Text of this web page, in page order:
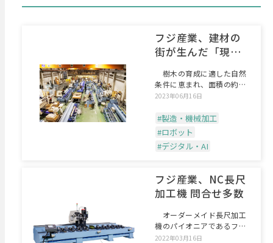
フジ産業、建材の
街が生んだ「現場
機樹木の育成に適した自然
条件に恵まれ、面積の約
64%を森林が占める静岡県
2023年06月16日
#製造・機械加工
#ロボット
#デジタル・AI
フジ産業、NC長尺
加工機 問合せ多数
オーダーメイド長尺加工
機のパイオニアであるフジ
産業（静岡市駿河区）の「
2022年03月16日